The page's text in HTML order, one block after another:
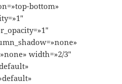
bottom»
width=»2/3″